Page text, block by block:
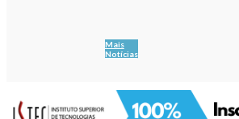
Mais
Notícias